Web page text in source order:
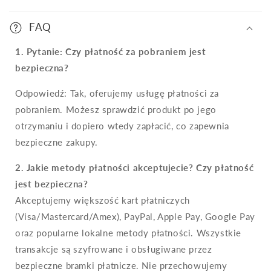
FAQ
1. Pytanie: Czy płatność za pobraniem jest
bezpieczna?
Odpowiedź: Tak, oferujemy usługę płatności za
pobraniem. Możesz sprawdzić produkt po jego
otrzymaniu i dopiero wtedy zapłacić, co zapewnia
bezpieczne zakupy.
2. Jakie metody płatności akceptujecie? Czy płatność
jest bezpieczna?
Akceptujemy większość kart płatniczych
(Visa/Mastercard/Amex), PayPal, Apple Pay, Google Pay
oraz popularne lokalne metody płatności. Wszystkie
transakcje są szyfrowane i obsługiwane przez
bezpieczne bramki płatnicze. Nie przechowujemy